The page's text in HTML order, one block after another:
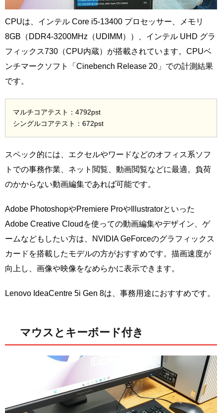
CPUは、インテル Core i5-13400 プロセッサー、メモリ
8GB（DDR4-3200MHz（UDIMM））、インテル UHD グラ
フィックス730（CPU内蔵）が搭載されています。CPUベ
ンチマークソフト「Cinebench Release 20」での計測結果
です。
マルチコアテスト：4792pst
シングルコアテスト：672pst
スペック的には、エクセルやワードなどのオフィス系ソフ
トでの事務作業、ネット閲覧、動画閲覧などに最適。負荷
のかからない動画編集であれば可能です。
Adobe PhotoshopやPremiere ProやIllustratorといった
Adobe Creative Cloudを使っての動画編集やデザイン、ゲ
ームなどもしたい方は、NVIDIA GeForceのグラフィックス
カードを搭載したモデルの方がおすすめです。描画速度が
向上し、画像や映像をなめらかに表示できます。
Lenovo IdeaCentre 5i Gen 8は、事務用途におすすめです。
マウスとキーボード付き